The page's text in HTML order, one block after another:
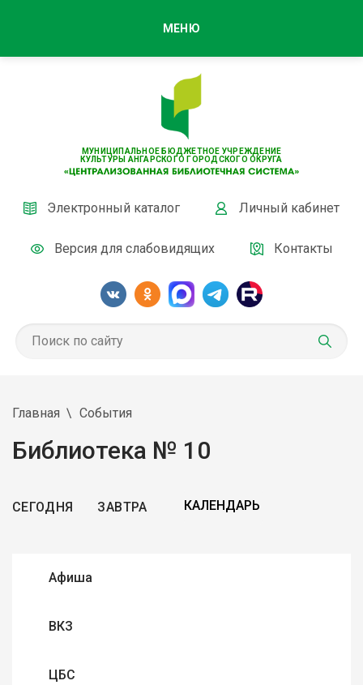
МУНИЦИПАЛЬНОЕ БЮДЖЕТНОЕ УЧРЕЖДЕНИЕ
КУЛЬТУРЫ АНГАРСКОГО ГОРОДСКОГО ОКРУГА
Электронный каталог Личный кабинет
Версия для слабовидящих Контакты
МЕНЮ
Главная События
Библиотека № 10
СЕГОДНЯ ЗАВТРА
Афиша
ВКЗ
ЦБС